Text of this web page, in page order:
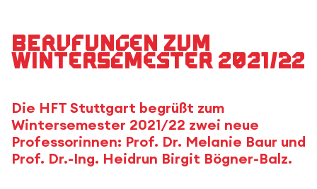
Berufungen zum
Wintersemester 2021/22
Die HFT Stuttgart begrüßt zum
Wintersemester 2021/22 zwei neue
Professorinnen: Prof. Dr. Melanie Baur und
Prof. Dr.-Ing. Heidrun Birgit Bögner-Balz.